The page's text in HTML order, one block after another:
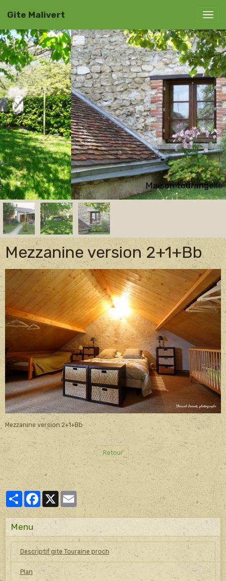
Gite Malivert
Maison tourangelle
Mezzanine version 2+1+Bb
Mezzanine version 2+1+Bb
Retour
PartagerFacebook
X Email
Menu
Descriptif gite Touraine proch
Plan